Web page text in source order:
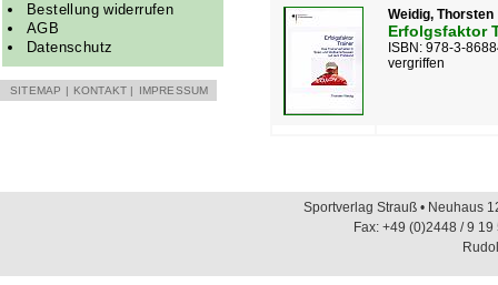
Bestellung widerrufen
AGB
Datenschutz
SITEMAP | KONTAKT | IMPRESSUM
Weidig, Thorsten
Erfolgsfaktor
ISBN: 978-3-
vergriffen
Sportverlag Strauß • Neuhaus
Fax: +49 (0)2448 / 9